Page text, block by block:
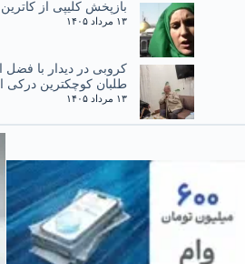
بازپخش کلیپی از
۱۳ مرداد ۱۴۰۵
کروبی در دیدار با فضل
طلبان کوچکترین درکی
۱۳ مرداد ۱۴۰۵